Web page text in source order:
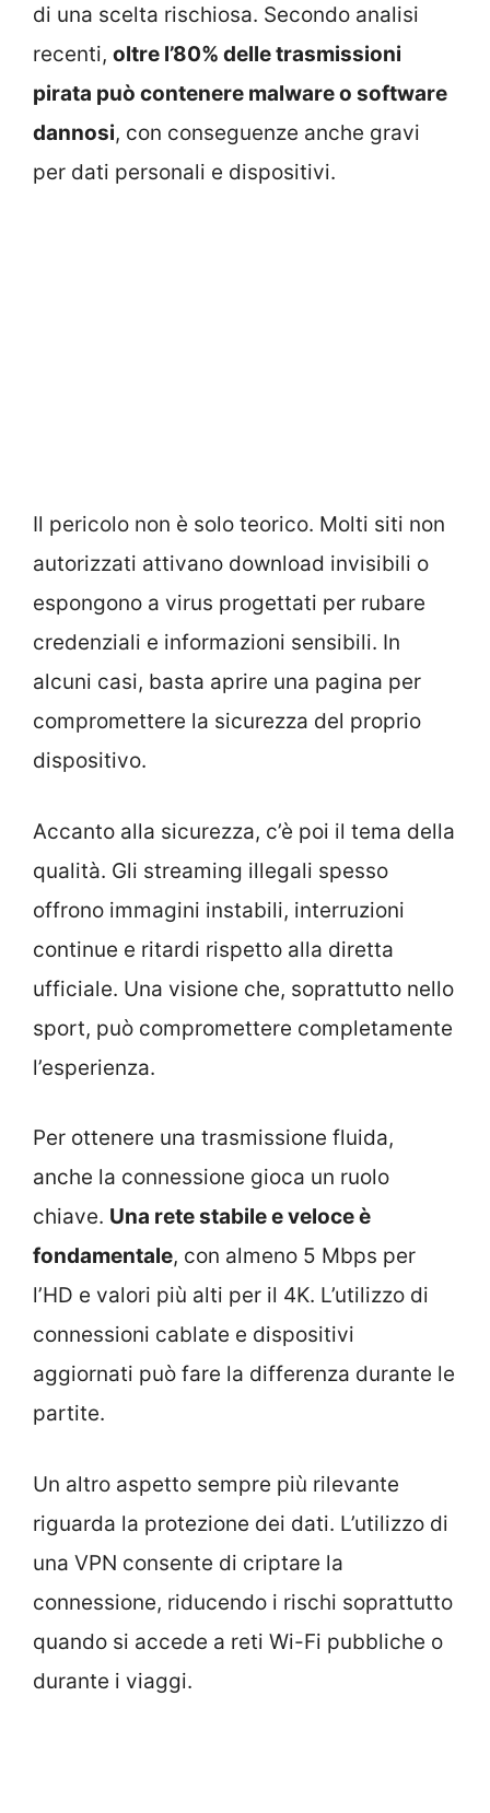
di una scelta rischiosa. Secondo analisi
recenti, oltre l’80% delle trasmissioni
pirata può contenere malware o software
dannosi, con conseguenze anche gravi
per dati personali e dispositivi.
Il pericolo non è solo teorico. Molti siti non
autorizzati attivano download invisibili o
espongono a virus progettati per rubare
credenziali e informazioni sensibili. In
alcuni casi, basta aprire una pagina per
compromettere la sicurezza del proprio
dispositivo.
Accanto alla sicurezza, c’è poi il tema della
qualità. Gli streaming illegali spesso
offrono immagini instabili, interruzioni
continue e ritardi rispetto alla diretta
ufficiale. Una visione che, soprattutto nello
sport, può compromettere completamente
l’esperienza.
Per ottenere una trasmissione fluida,
anche la connessione gioca un ruolo
chiave. Una rete stabile e veloce è
fondamentale, con almeno 5 Mbps per
l’HD e valori più alti per il 4K. L’utilizzo di
connessioni cablate e dispositivi
aggiornati può fare la differenza durante le
partite.
Un altro aspetto sempre più rilevante
riguarda la protezione dei dati. L’utilizzo di
una VPN consente di criptare la
connessione, riducendo i rischi soprattutto
quando si accede a reti Wi-Fi pubbliche o
durante i viaggi.